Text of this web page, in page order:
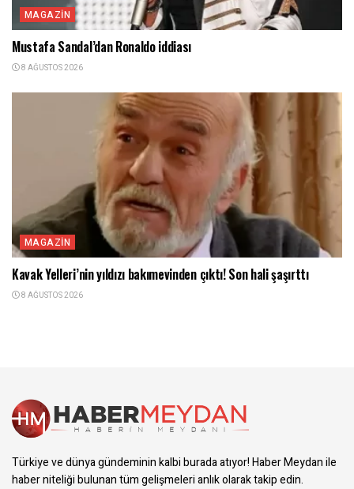
MAGAZIN
Mustafa Sandal’dan Ronaldo iddiası
8 AĞUSTOS 2026
MAGAZIN
Kavak Yelleri’nin yıldızı bakımevinden çıktı! Son hali şaşırttı
8 AĞUSTOS 2026
Türkiye ve dünya gündeminin kalbi burada atıyor! Haber Meydan ile
haber niteliği bulunan tüm gelişmeleri anlık olarak takip edin.